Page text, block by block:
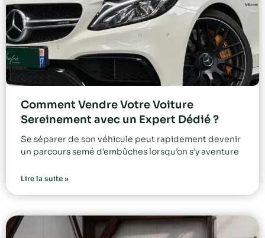
Comment Vendre Votre Voiture
Sereinement avec un Expert Dédié ?
Se séparer de son véhicule peut rapidement devenir
un parcours semé d’embûches lorsqu’on s’y aventure
Lire la suite »